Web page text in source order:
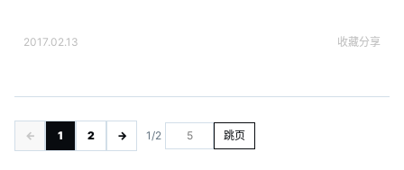
2017.02.13 收藏分享
← 1 2 → 1/2 跳页